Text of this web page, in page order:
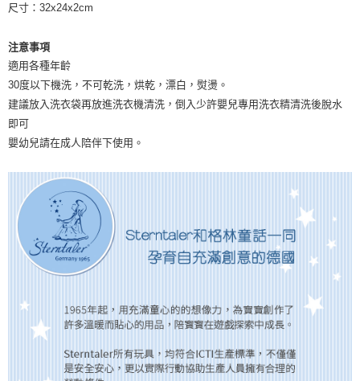
尺寸：32x24x2cm
注意事項
適用各種年齡
30度以下機洗，不可乾洗，烘乾，漂白，熨燙。
建議放入洗衣袋再放進洗衣機清洗，倒入少許嬰兒專用洗衣精清洗後脫水
即可
嬰幼兒請在成人陪伴下使用。